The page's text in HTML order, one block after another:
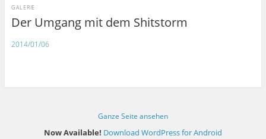
Der Umgang mit dem Shitstorm
GALERIE
2014/01/06
Ganze Seite ansehen
Now Available! Download WordPress for Android